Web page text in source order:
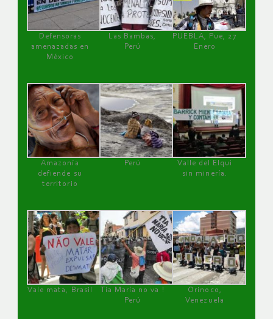
Defensoras
amenazadas en
México
Las Bambas,
Perú
PUEBLA, Pue, 27
Enero
Amazonía
defiende su
territorio
Perú
Valle del Elqui
sin minería.
Vale mata, Brasil
Tía María no va !
Perú
Orinoco,
Venezuela